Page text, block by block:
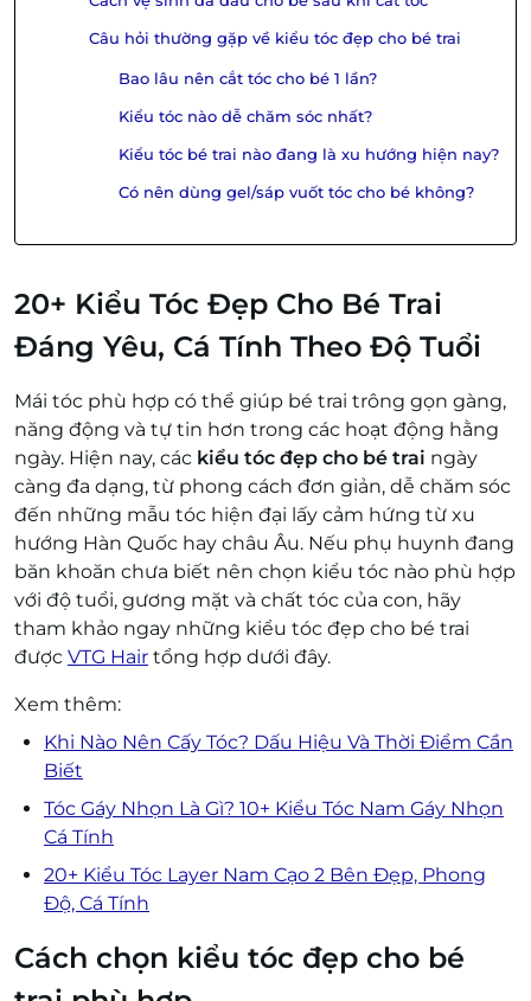
Câu hỏi thường gặp về kiểu tóc đẹp cho bé trai
Bao lâu nên cắt tóc cho bé 1 lần?
Kiểu tóc nào dễ chăm sóc nhất?
Kiểu tóc bé trai nào đang là xu hướng hiện nay?
Có nên dùng gel/sáp vuốt tóc cho bé không?
20+ Kiểu Tóc Đẹp Cho Bé Trai
Đáng Yêu, Cá Tính Theo Độ Tuổi
Mái tóc phù hợp có thể giúp bé trai trông gọn gàng,
năng động và tự tin hơn trong các hoạt động hằng
ngày. Hiện nay, các kiểu tóc đẹp cho bé trai ngày
càng đa dạng, từ phong cách đơn giản, dễ chăm sóc
đến những mẫu tóc hiện đại lấy cảm hứng từ xu
hướng Hàn Quốc hay châu Âu. Nếu phụ huynh đang
băn khoăn chưa biết nên chọn kiểu tóc nào phù hợp
với độ tuổi, gương mặt và chất tóc của con, hãy
tham khảo ngay những kiểu tóc đẹp cho bé trai
được VTG Hair tổng hợp dưới đây.
Xem thêm:
Khi Nào Nên Cấy Tóc? Dấu Hiệu Và Thời Điểm Cần
Biết
Tóc Gáy Nhọn Là Gì? 10+ Kiểu Tóc Nam Gáy Nhọn
Cá Tính
20+ Kiểu Tóc Layer Nam Cạo 2 Bên Đẹp, Phong
Độ, Cá Tính
Cách chọn kiểu tóc đẹp cho bé